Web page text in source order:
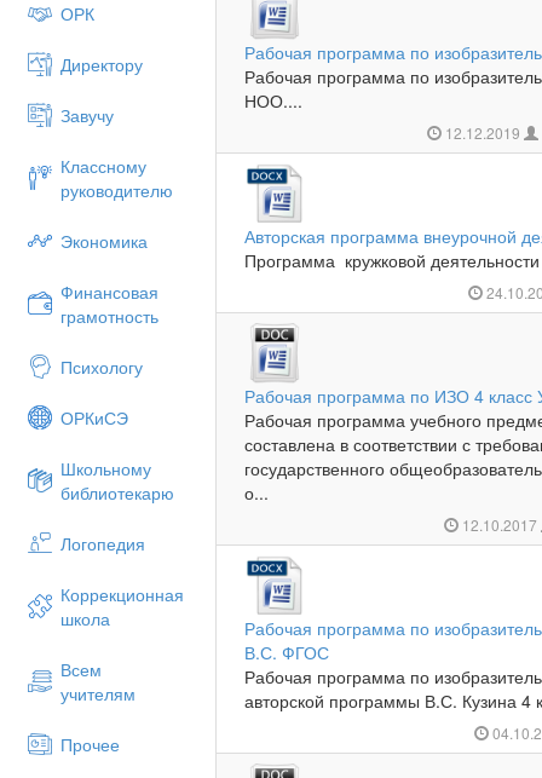
ОРК
Директору
Завучу
Классному
руководителю
Экономика
Финансовая
грамотность
Психологу
ОРКиСЭ
Школьному
библиотекарю
Логопедия
Коррекционная
школа
Всем
учителям
Прочее
Рабочая программа по
Рабочая программа по
НОО....
12.12.2019
Авторская программа внеурочной
Программа кружковой
Рабочая программа по ИЗО 4
Рабочая программа учебного
составлена в соответствии с
государственного
о...
12.10.2017
Рабочая программа по
В.С. ФГОС
Рабочая программа по
авторской программы В.С. Кузина 4